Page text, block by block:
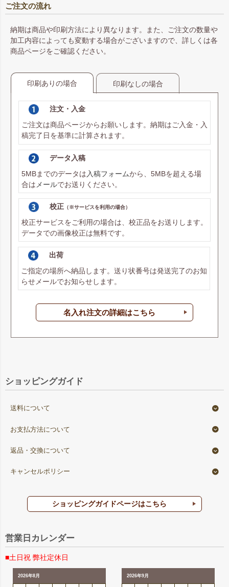
ご注文の流れ
納期は商品や印刷方法により異なります。また、ご注文の数量や
加工内容によっても変動する場合がございますので、詳しくは各
商品ページをご確認ください。
印刷ありの場合 印刷なしの場合
注文・入金
ご注文は商品ページからお願いします。納期はご入金・入
稿完了日を基準に計算されます。
データ入稿
5MBまでのデータは 入稿フォームから、5MBを超える場
合は メールでお送りください。
校正 （※サービスを利用の場合）
校正サービスをご利用の場合は、校正品をお送りします。
データでの画像校正は無料です。
出荷
ご指定の場所へ納品します。送り状番号は発送完了のお知
らせメールでお知らせします。
名入れ注文の詳細はこちら
ショッピングガイド
送料について
お支払方法について
返品・交換について
キャンセルポリシー
ショッピングガイドページはこちら
営業日カレンダー
■土日祝 弊社定休日
2026年8月 2026年9月